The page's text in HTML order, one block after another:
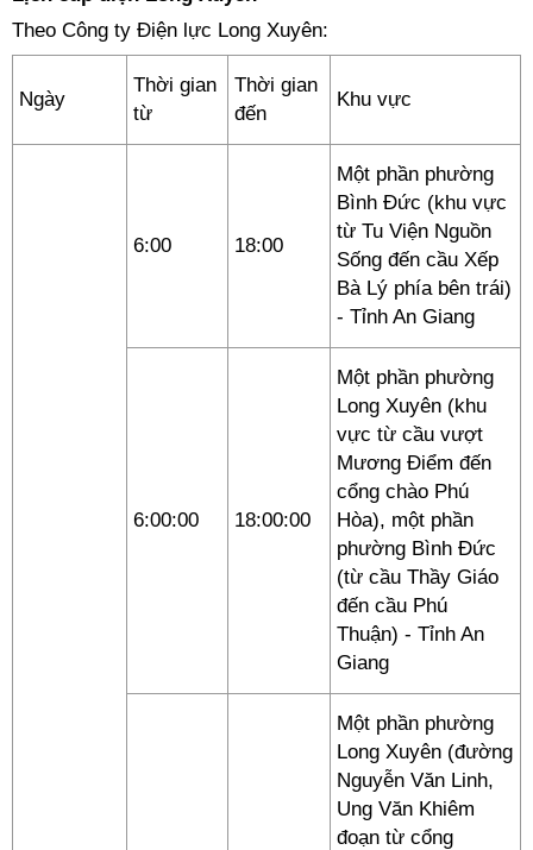
Theo Công ty Điện lực Long Xuyên:
Ngày
Thời gian
từ
Thời gian
đến
Khu vực
6:00 18:00
Một phần phường
Bình Đức (khu vực
từ Tu Viện Nguồn
Sống đến cầu Xếp
Bà Lý phía bên trái)
- Tỉnh An Giang
6:00:00 18:00:00
Một phần phường
Long Xuyên (khu
vực từ cầu vượt
Mương Điểm đến
cổng chào Phú
Hòa), một phần
phường Bình Đức
(từ cầu Thầy Giáo
đến cầu Phú
Thuận) - Tỉnh An
Giang
Một phần phường
Long Xuyên (đường
Nguyễn Văn Linh,
Ung Văn Khiêm
đoạn từ cổng